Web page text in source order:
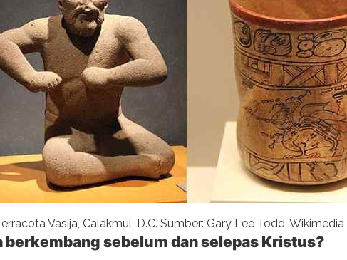
Vasija, Calakmul, D.C. Sumber: Gary Lee Todd,
sebelum dan selepas Kristus?